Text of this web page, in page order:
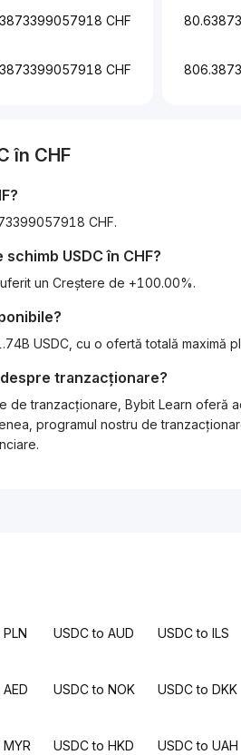
CHF
CHF
în CHF
?
CHF.
schimb USDCîn CHF?
un Creștere de +100.00%.
USDC, cu o ofertă totală maximă
tranzacționare?
tranzacționare, Bybit Learn oferă
programul nostru de
USDC to AUD USDC to ILS
USDC to NOK USDC to DKK
USDC to HKD USDC to UAH